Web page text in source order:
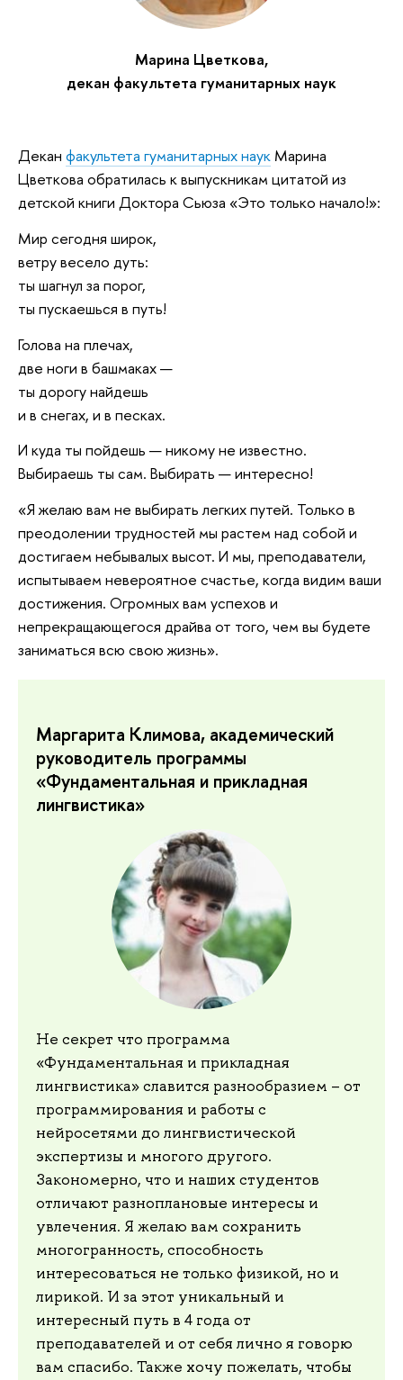
Марина Цветкова,
декан факультета гуманитарных наук
Декан факультета гуманитарных наук Марина
Цветкова обратилась к выпускникам цитатой из
детской книги Доктора Сьюза «Это только начало!»:
Мир сегодня широк,
ветру весело дуть:
ты шагнул за порог,
ты пускаешься в путь!
Голова на плечах,
две ноги в башмаках —
ты дорогу найдешь
и в снегах, и в песках.
И куда ты пойдешь — никому не известно.
Выбираешь ты сам. Выбирать — интересно!
«Я желаю вам не выбирать легких путей. Только в
преодолении трудностей мы растем над собой и
достигаем небывалых высот. И мы, преподаватели,
испытываем невероятное счастье, когда видим ваши
достижения. Огромных вам успехов и
непрекращающегося драйва от того, чем вы будете
заниматься всю свою жизнь».
Маргарита Климова, академический
руководитель программы
«Фундаментальная и прикладная
лингвистика»
Не секрет что программа
«Фундаментальная и прикладная
лингвистика» славится разнообразием – от
программирования и работы с
нейросетями до лингвистической
экспертизы и многого другого.
Закономерно, что и наших студентов
отличают разноплановые интересы и
увлечения. Я желаю вам сохранить
многогранность, способность
интересоваться не только физикой, но и
лирикой. И за этот уникальный и
интересный путь в 4 года от
преподавателей и от себя лично я говорю
вам спасибо. Также хочу пожелать, чтобы